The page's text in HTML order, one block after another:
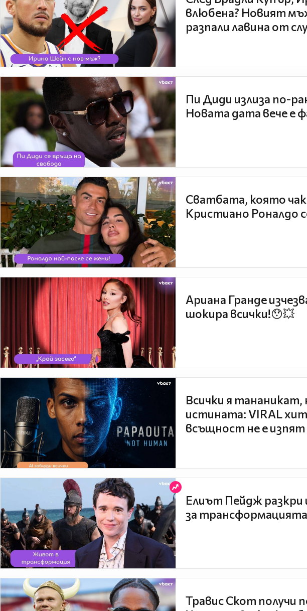
влюбена? Новият
разпали лавина от
Пи Диди излиза по-
Новата дата вече е
Сватбата, която
Кристиано Роналдо
Ариана Гранде
шокира всички!😯💥
Всички я тананикат,
истината: VIRAL
всъщност не е
Елиът Пейдж разкри
за
Травис Скот получи